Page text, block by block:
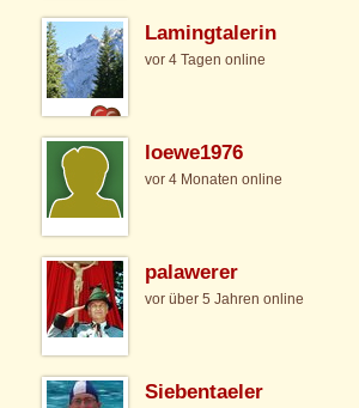
Lamingtalerin
vor 4 Tagen online
loewe1976
vor 4 Monaten online
palawerer
vor über 5 Jahren online
Siebentaeler